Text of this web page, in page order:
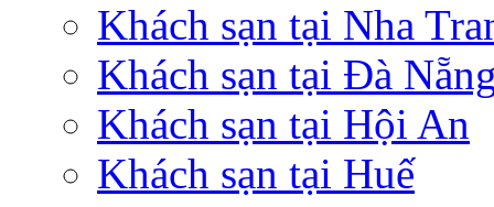
Khách sạn tại Nha
Khách sạn tại Đà
Khách sạn tại Hội An
Khách sạn tại Huế